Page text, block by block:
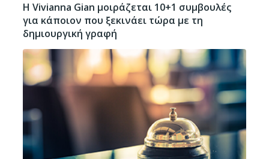
Η Vivianna Gian μοιράζεται 10+1 συμβουλές
για κάποιον που ξεκινάει τώρα με τη
δημιουργική γραφή